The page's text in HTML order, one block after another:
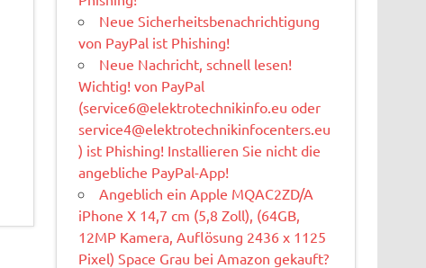
Neue Sicherheitsbenachrichtigung
von PayPal ist Phishing!
Neue Nachricht, schnell lesen!
Wichtig! von PayPal
(service6@elektrotechnikinfo.eu oder
service4@elektrotechnikinfocenters.eu
) ist Phishing! Installieren Sie nicht die
angebliche PayPal-App!
Angeblich ein Apple MQAC2ZD/A
iPhone X 14,7 cm (5,8 Zoll), (64GB,
12MP Kamera, Auflösung 2436 x 1125
Pixel) Space Grau bei Amazon gekauft?